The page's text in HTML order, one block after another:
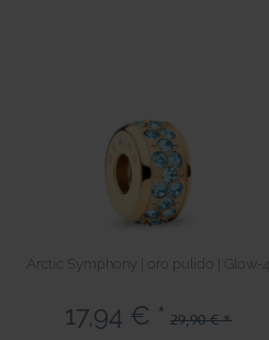
Arctic Symphony | oro pulido | Glow-4
17,94 € * 29,90 € *